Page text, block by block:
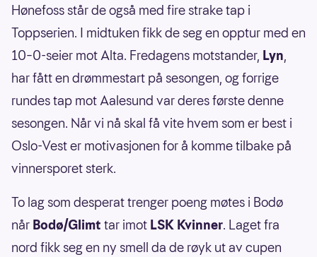
Hønefoss står de også med fire strake tap i
Toppserien. I midtuken fikk de seg en opptur med en
10–0-seier mot Alta. Fredagens motstander, Lyn,
har fått en drømmestart på sesongen, og forrige
rundes tap mot Aalesund var deres første denne
sesongen. Når vi nå skal få vite hvem som er best i
Oslo-Vest er motivasjonen for å komme tilbake på
vinnersporet sterk.
To lag som desperat trenger poeng møtes i Bodø
når Bodø/Glimt tar imot LSK Kvinner. Laget fra
nord fikk seg en ny smell da de røyk ut av cupen